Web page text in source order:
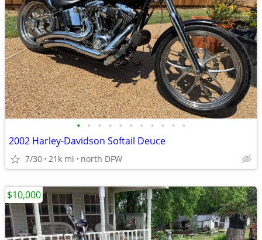
• • • • • • • • • • •
2002 Harley-Davidson Softail Deuce
7/30 21k mi north DFW
$10,000